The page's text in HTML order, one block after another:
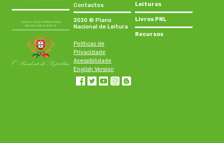
Contactos
2020 © Plano
Nacional de Leitura
Políticas de
Privacidade
Acessibilidade
English Version
Leituras
Livros PNL
Recursos